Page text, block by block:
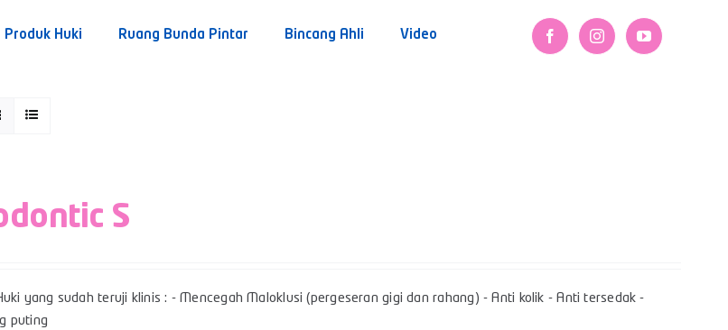
Produk Huki Ruang Bunda Pintar Bincang Ahli Video
S
yang sudah teruji klinis : - Mencegah Maloklusi (pergeseran gigi dan rahang) - Anti kolik - Anti tersedak -
puting